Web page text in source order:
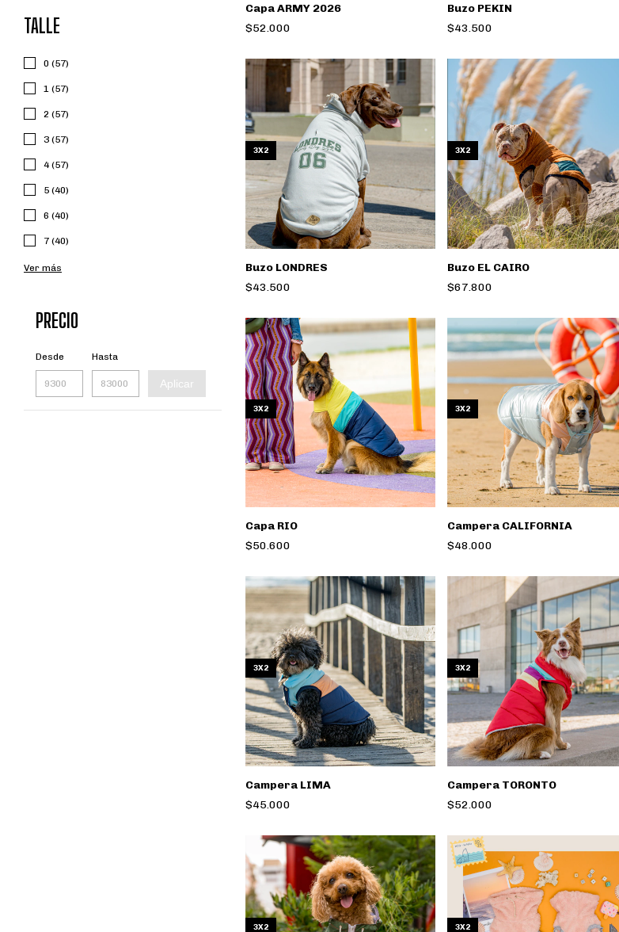
TALLE
0 (57)
1 (57)
2 (57)
3 (57)
4 (57)
5 (40)
6 (40)
7 (40)
Ver más
PRECIO
Desde Hasta
Aplicar
Capa ARMY 2026
$52.000
Buzo PEKIN
$43.500
3X2
Buzo LONDRES
$43.500
3X2
Buzo EL CAIRO
$67.800
3X2
Capa RIO
$50.600
3X2
Campera CALIFORNIA
$48.000
3X2
Campera LIMA
$45.000
3X2
Campera TORONTO
$52.000
3X2 3X2